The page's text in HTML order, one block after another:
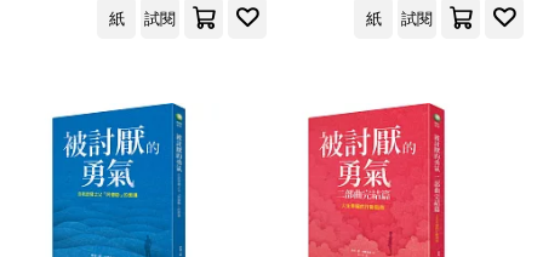
岸見一郎、古賀史健(2)
(日)古賀史健(1)
(日）岸見一郎(1)
（日）古賀史健(1)
紙
試閱
紙
試閱